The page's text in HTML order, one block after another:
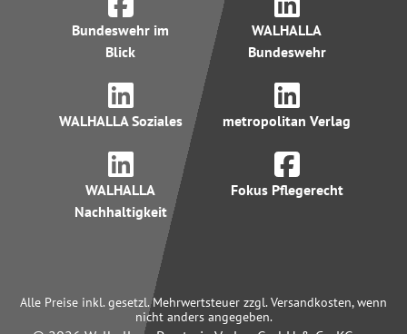
Bundeswehr im
Blick
WALHALLA
Bundeswehr
WALHALLA Soziales metropolitan Verlag
WALHALLA
Nachhaltigkeit
Fokus Pflegerecht
Alle Preise inkl. gesetzl. Mehrwertsteuer zzgl. Versandkosten, wenn
nicht anders angegeben.